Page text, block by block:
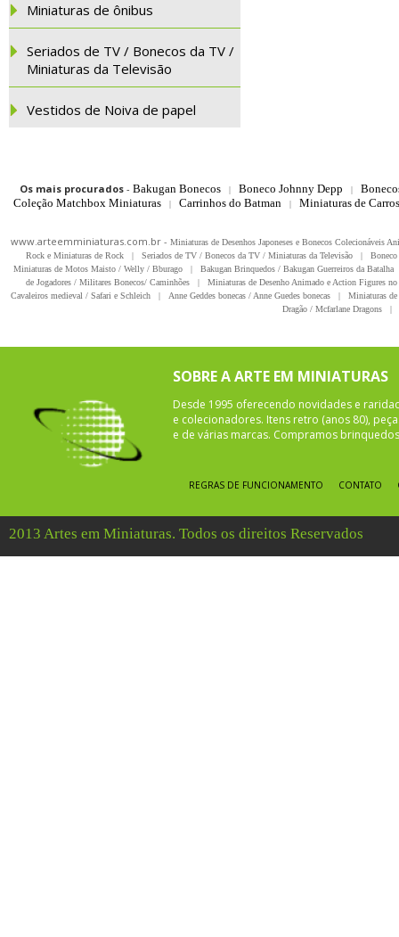
Miniaturas de ônibus
Seriados de TV / Bonecos da TV /
Miniaturas da Televisão
Vestidos de Noiva de papel
Os mais procurados- Bakugan Bonecos | Boneco Johnny Depp |
Coleção Matchbox Miniaturas
| Carrinhos do Batman | Miniaturas de
www.arteemminiaturas.com.br - Miniaturas de Desenhos Japoneses e Bonecos Colecionáveis
Rock e Miniaturas de Rock
| Seriados de TV / Bonecos da TV / Miniaturas da Televisão |
Miniaturas de Motos Maisto / Welly / Bburago
| Bakugan Brinquedos / Bakugan Guerreiros da Batalha
de Jogadores / Militares Bonecos/ Caminhões
|
Miniaturas de Desenho Animado e Action Figures
Cavaleiros medieval / Safari e Schleich
| Anne Geddes bonecas / Anne Guedes bonecas |
Miniaturas
Dragão / Mcfarlane Dragons
|
SOBRE A ARTE EM MINIATURAS
Desde 1995 oferecendo novidades e
e colecionadores. Itens retro (anos 80),
e de várias marcas. Compramos
REGRAS DE FUNCIONAMENTO CONTATO
2013 Artes em Miniaturas. Todos os direitos Reservados